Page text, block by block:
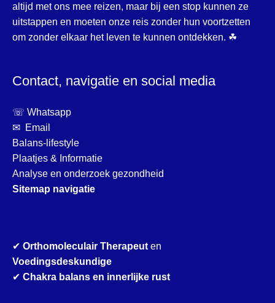
altijd met ons mee reizen, maar bij een stop kunnen ze
uitstappen en moeten onze reis zonder hun voortzetten
om zonder elkaar het leven te kunnen ontdekken. ☘
Contact, navigatie en social media
☏ Whatsapp
✉ Email
Balans-lifestyle
Plaatjes & Informatie
Analyse en onderzoek gezondheid
Sitemap navigatie
✔ Orthomoleculair Therapeuten
Voedingsdeskundige
✔ Chakra balans en innerlijke rust